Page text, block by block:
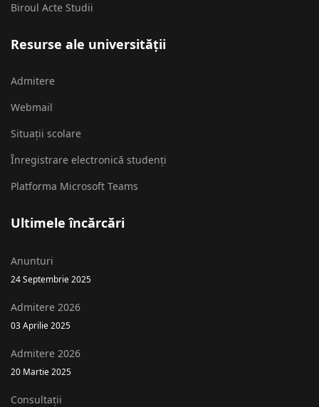
Biroul Acte Studii
Resurse ale universității
Admitere
Webmail
Situații scolare
Înregistrare electronică studenți
Platforma Microsoft Teams
Ultimele încărcări
Anunturi
24 Septembrie 2025
Admitere 2026
03 Aprilie 2025
Admitere 2026
20 Martie 2025
Consultații